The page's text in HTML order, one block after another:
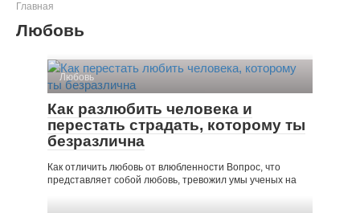
Главная
Любовь
Любовь
Как разлюбить человека и
перестать страдать, которому ты
безразлична
Как отличить любовь от влюбленности Вопрос, что
представляет собой любовь, тревожил умы ученых на